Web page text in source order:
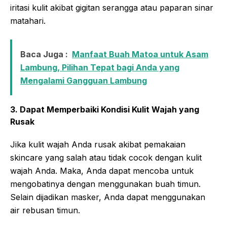
iritasi kulit akibat gigitan serangga atau paparan sinar
matahari.
Baca Juga : Manfaat Buah Matoa untuk Asam
Lambung, Pilihan Tepat bagi Anda yang
Mengalami Gangguan Lambung
3. Dapat Memperbaiki Kondisi Kulit Wajah yang
Rusak
Jika kulit wajah Anda rusak akibat pemakaian
skincare yang salah atau tidak cocok dengan kulit
wajah Anda. Maka, Anda dapat mencoba untuk
mengobatinya dengan menggunakan buah timun.
Selain dijadikan masker, Anda dapat menggunakan
air rebusan timun.